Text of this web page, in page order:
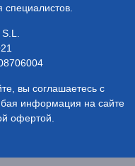
специалистов.
вы соглашаетесь с
информация на сайте
офертой.